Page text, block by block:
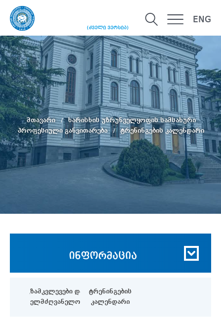
(ძველი ვერსია)
ENG
მთავარი
ხარისხის უზრუნველყოფის სამსახური
პროფესიული განვითარება
ტრენინგების კალენდარი
ინფორმაცია
გზამკვლევები და
სახელმძღვანელოები
ტრენინგების
კალენდარი